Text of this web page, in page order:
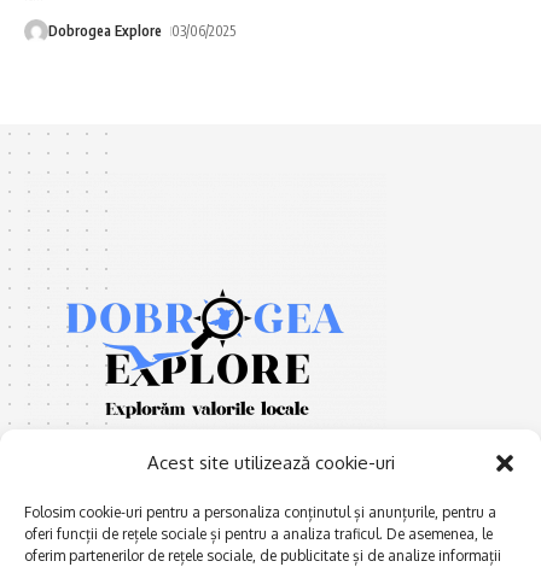
Acest site utilizează cookie-uri
Folosim cookie-uri pentru a personaliza conținutul și anunțurile, pentru a
oferi funcții de rețele sociale și pentru a analiza traficul. De asemenea, le
oferim partenerilor de rețele sociale, de publicitate și de analize informații
Dobrogea Explore 03/06/2025